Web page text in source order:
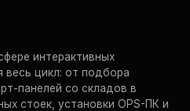
в регион.
интерактивных
весь цикл: от подбора
панелей со складов в
стоек, установки OPS-ПК и